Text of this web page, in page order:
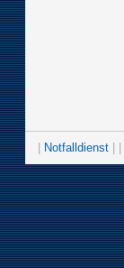
Notfalldienst